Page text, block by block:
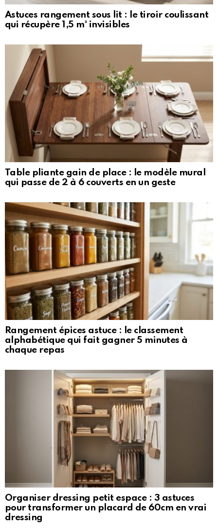
Astuces rangement sous lit : le tiroir coulissant
qui récupère 1,5 m³ invisibles
Table pliante gain de place : le modèle mural
qui passe de 2 à 6 couverts en un geste
Rangement épices astuce : le classement
alphabétique qui fait gagner 5 minutes à
chaque repas
Organiser dressing petit espace : 3 astuces
pour transformer un placard de 60cm en vrai
dressing